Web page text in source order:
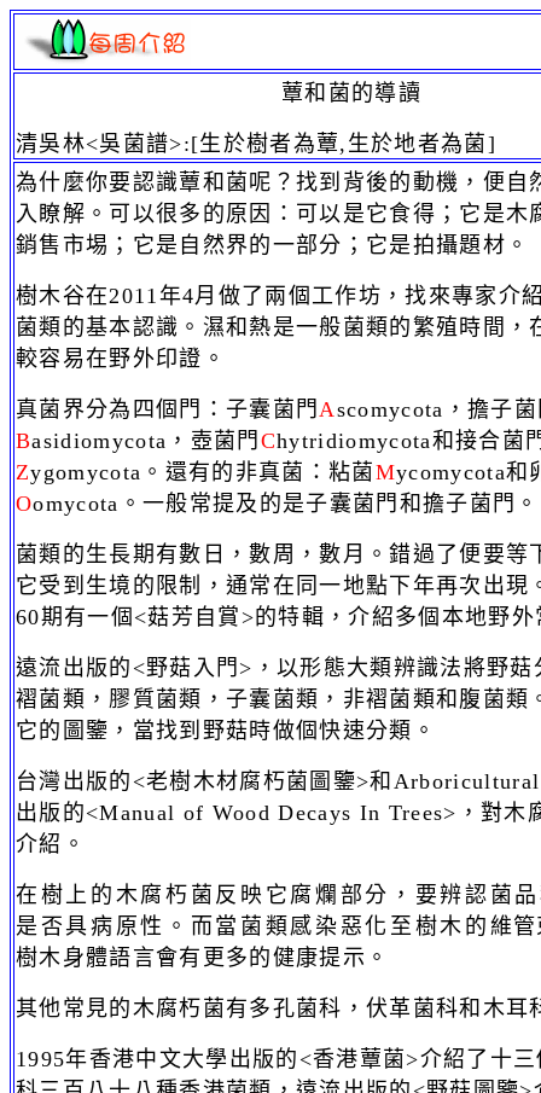
蕈和菌的導讀
清吳林<吳菌譜>:[生於樹者為蕈,生於地者為菌]
為什麼你要認識蕈和菌呢？找到背後的動機，便自
入瞭解。可以很多的原因：可以是它食得；它是木
銷售市埸；它是自然界的一部分；它是拍攝題材。
樹木谷在2011年4月做了兩個工作坊，找來專家介
菌類的基本認識。濕和熱是一般菌類的繁殖時間，
較容易在野外印證。
真菌界分為四個門：子囊菌門Ascomycota ，擔子
Basidiomycota，壺菌門 Chytridiomycota和接合菌
Zygomycota。還有的非真菌：粘菌 Mycomycota和
Oomycota。一般常提及的是子囊菌門和擔子菌門。
菌類的生長期有數日，數周，數月。錯過了便要等
它受到生境的限制，通常在同一地點下年再次出現
60期有一個<菇芳自賞>的特輯，介紹多個本地野
遠流出版的<野菇入門>，以形態大類辨識法將野菇
褶菌類，膠質菌類，子囊菌類，非褶菌類和腹菌類
它的圖鑒，當找到野菇時做個快速分類。
台灣 出版 的 <老樹木材腐朽菌圖鑒>和
出版的<Manual of Wood Decays In Trees> ，對木
介紹。
在樹上的木腐朽菌反映它腐爛部分，要辨認菌
是否具病原性。而當菌類感染惡化至樹木的維管
樹木身體語言會有更多的健康提示。
其他常見的木腐朽菌有多孔菌科，伏革菌科和木耳
1995年香港中文大學出版的<香港蕈菌>介紹了十